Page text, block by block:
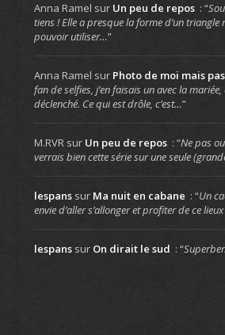
Anna Ramel sur Un peu de repos : “
tiens ! Elle a presque la forme d’un triangle
pouvoir utiliser…”
Anna Ramel sur Photo de moi mais
fan de selfies, j’en faisais un avec la
déclenché. Ce qui est drôle, c’est…”
M.RVRsur Un peu de repos : “Ne pas
verrais bien cette série sur une seule
lespanssur Ma nuit en cabane : “Un
envie d’aller s’allonger et profiter de ce
lespanssur On dirait le sud : “